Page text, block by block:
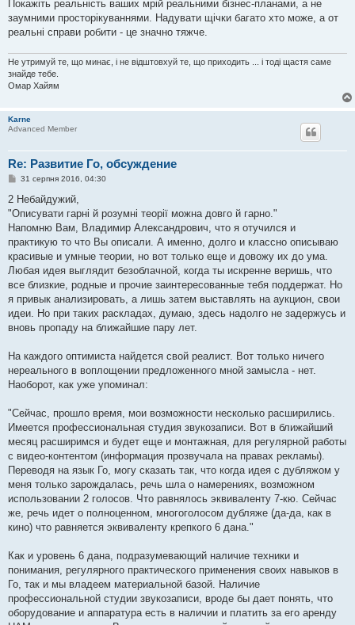
Покажіть реальність ваших мрій реальними бізнес-планами, а не
заумними просторікуваннями. Надувати щічки багато хто може, а от
реальні справи робити - це значно тяжче.
Не утримуй те, що минає, і не відштовхуй те, що приходить ... і тоді щастя саме
знайде тебе.
Омар Хайям
Karne
Advanced Member
Re: Развитие Го, обсуждение
П
в
д
о
л
е
н
я
31 серпня 2016, 04:30
2 Небайдужий,
"Описувати гарні й розумні теорії можна довго й гарно."
Напомню Вам, Владимир Александрович, что я отучился и
практикую то что Вы описали. А именно, долго и классно описываю
красивые и умные теории, но вот только еще и довожу их до ума.
Любая идея выглядит безоблачной, когда ты искренне веришь, что
все близкие, родные и прочие заинтересованные тебя поддержат. Но
я привык анализировать, а лишь затем выставлять на аукцион, свои
идеи. Но при таких раскладах, думаю, здесь надолго не задержусь и
вновь пропаду на ближайшие пару лет.
На каждого оптимиста найдется свой реалист. Вот только ничего
нереального в воплощении предложенного мной замысла - нет.
Наоборот, как уже упоминал:
"Сейчас, прошло время, мои возможности несколько расширились.
Имеется профессиональная студия звукозаписи. Вот в ближайший
месяц расширимся и будет еще и монтажная, для регулярной работы
с видео-контентом (информация прозвучала на правах рекламы).
Переводя на язык Го, могу сказать так, что когда идея с дубляжом у
меня только зарождалась, речь шла о намерениях, возможном
использовании 2 голосов. Что равнялось эквиваленту 7-кю. Сейчас
же, речь идет о полноценном, многоголосом дубляже (да-да, как в
кино) что равняется эквиваленту крепкого 6 дана."
Как и уровень 6 дана, подразумевающий наличие техники и
понимания, регулярного практического применения своих навыков в
Го, так и мы владеем материальной базой. Наличие
профессиональной студии звукозаписи, вроде бы дает понять, что
оборудование и аппаратура есть в наличии и платить за его аренду